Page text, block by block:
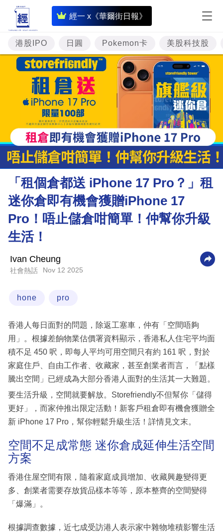
經一 x《華爾街日報》
即
時
財
經
專
題
投
資
樓
市
理
財
商
業
職
生
時
事
專
欄
訂
閱
區
港股IPO 日圓 Pokemon卡 美股科技股
「租個倉都送 iPhone 17 Pro？」租
迷你倉即有機會獲贈iPhone 17
Pro！唔止儲倉咁簡單！仲幫你升級
生活！
Ivan Cheung
社會熱話 Nov 12 2025
hone pro
香港人每日面對的問題，除返工塞車，仲有「空間唔夠
用」。根據差餉物業估價署資料顯示，香港私人住宅平均面
積不足 450 呎，即每人平均可用空間只有約 161 呎，對於
家庭住戶、自由工作者、收藏家，甚至創業者而言，「點樣
騰出空間」已經成為大部分香港人面對的生活其一大難題。
要生活升級，空間就要解放。Storefriendly不但幫你「儲得
更好」，而家仲推出限定活動！新客戶租倉即有機會獲贈全
新 iPhone 17 Pro，幫你輕鬆升級生活！詳情見文末。
空間不足成常態 迷你倉成延伸生活空間
方案
香港住屋空間有限，隨着家庭成員增加、收藏興趣變得更
多、創業者需要存放貨品樣本等等，原本整齊的空間變得
「爆滿」。
根據調查數據，近七成受訪港人表示家中雜物堆積影響生活